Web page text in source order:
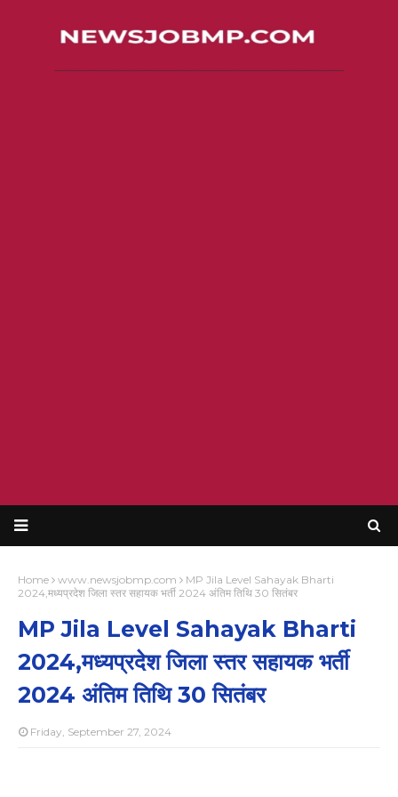
Home www.newsjobmp.com
MP Jila Level Sahayak Bharti
2024,मध्यप्रदेश जिला स्तर सहायक भर्ती 2024 अंतिम तिथि 30 सितंबर
MP Jila Level Sahayak Bharti
2024,मध्यप्रदेश जिला स्तर सहायक भर्ती
2024 अंतिम तिथि 30 सितंबर
Friday, September 27, 2024